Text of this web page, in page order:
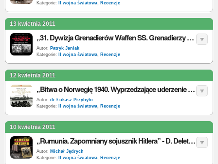
Kategorie:
II wojna światowa, Recenzje
13 kwietnia 2011
„31. Dywizja Grenadierów Waffen SS. Grenadierzy dunajscy i szwabscy” - R. Pencz - recenzja
Autor: Patryk Janiak
Kategorie:
II wojna światowa, Recenzje
12 kwietnia 2011
„Bitwa o Norwegię 1940. Wyprzedzające uderzenie Hitlera” - H. O. Lunde - recenzja
Autor: dr Łukasz Przybyło
Kategorie:
II wojna światowa, Recenzje
10 kwietnia 2011
„Rumunia. Zapomniany sojusznik Hitlera” - D. Deletant - recenzja
Autor: Michał Jędrych
Kategorie:
II wojna światowa, Recenzje